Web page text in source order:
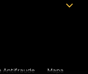
Antifraude
Mapa